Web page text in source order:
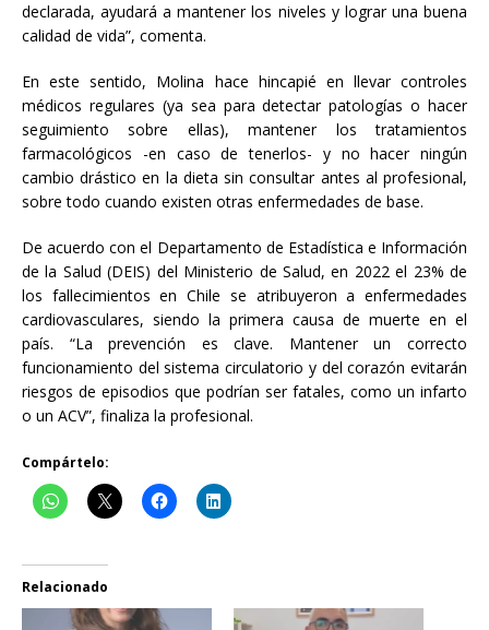
declarada, ayudará a mantener los niveles y lograr una buena
calidad de vida”, comenta.
En este sentido, Molina hace hincapié en llevar controles
médicos regulares (ya sea para detectar patologías o hacer
seguimiento sobre ellas), mantener los tratamientos
farmacológicos -en caso de tenerlos- y no hacer ningún
cambio drástico en la dieta sin consultar antes al profesional,
sobre todo cuando existen otras enfermedades de base.
De acuerdo con el Departamento de Estadística e Información
de la Salud (DEIS) del Ministerio de Salud, en 2022 el 23% de
los fallecimientos en Chile se atribuyeron a enfermedades
cardiovasculares, siendo la primera causa de muerte en el
país. “La prevención es clave. Mantener un correcto
funcionamiento del sistema circulatorio y del corazón evitarán
riesgos de episodios que podrían ser fatales, como un infarto
o un ACV”, finaliza la profesional.
Compártelo:
Relacionado